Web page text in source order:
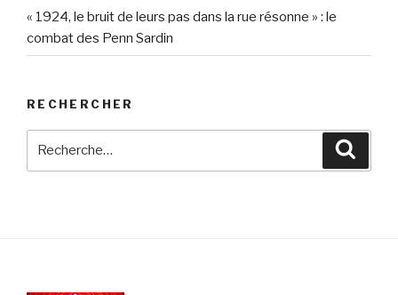
« 1924, le bruit de leurs pas dans la rue résonne » : le
combat des Penn Sardin
RECHERCHER